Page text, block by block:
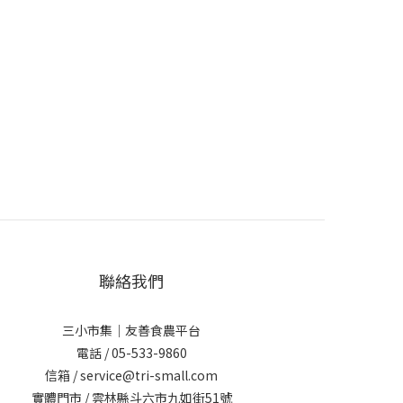
聯絡我們
三小市集｜友善食農平台
電話 / 05-533-9860
信箱 / service@tri-small.com
實體門市 / 雲林縣斗六市九如街51號